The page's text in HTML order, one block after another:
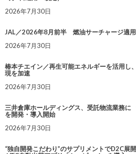
2026年7月30日
JAL／2026年8月前半 燃油サーチャージ適
2026年7月30日
椿本チエイン／再生可能エネルギーを活用し
現を加速
2026年7月30日
三井倉庫ホールディングス、受託物流業務に
を開発・導入開始
2026年7月30日
“独自開発こだわり”のサプリメントでD2C展